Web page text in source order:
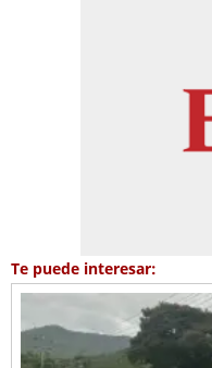
Te puede interesar: